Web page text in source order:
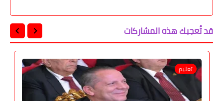
قد تُعجبك هذه المشاركات
تعليم